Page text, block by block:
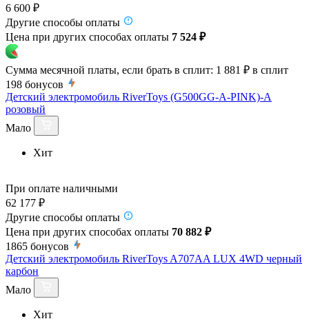
6 600 ₽
Другие способы оплаты
Цена при других способах оплаты 7 524 ₽
Сумма месячной платы, если брать в сплит: 1 881 ₽ в сплит
198 бонусов
Детский электромобиль RiverToys (G500GG-A-PINK)-A
розовый
Мало
Хит
При оплате наличными
62 177 ₽
Другие способы оплаты
Цена при других способах оплаты 70 882 ₽
1865 бонусов
Детский электромобиль RiverToys A707AA LUX 4WD черный
карбон
Мало
Хит